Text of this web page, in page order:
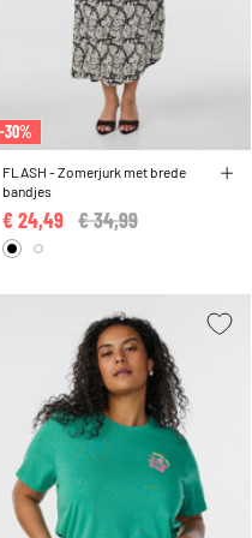
-30%
FLASH - Zomerjurk met brede
bandjes
Price reduced from
€ 34,99
€ 24,49